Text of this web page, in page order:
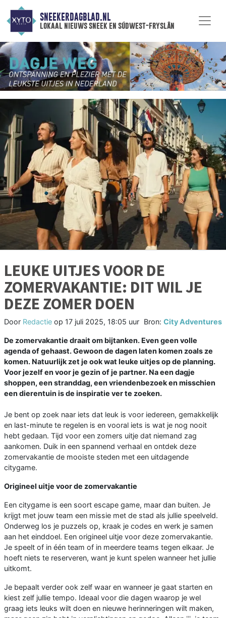
SNEEKERDAGBLAD.NL
lokaal nieuws sneek en súdwest-fryslân
LEUKE UITJES VOOR DE
ZOMERVAKANTIE: DIT WIL JE
DEZE ZOMER DOEN
Door Redactie op 17 juli 2025, 18:05 uur Bron: City Adventures
De zomervakantie draait om bijtanken. Even geen volle
agenda of gehaast. Gewoon de dagen laten komen zoals ze
komen. Natuurlijk zet je ook wat leuke uitjes op de planning.
Voor jezelf en voor je gezin of je partner. Na een dagje
shoppen, een stranddag, een vriendenbezoek en misschien
een dierentuin is de inspiratie ver te zoeken.
Je bent op zoek naar iets dat leuk is voor iedereen, gemakkelijk
en last-minute te regelen is en vooral iets is wat je nog nooit
hebt gedaan. Tijd voor een zomers uitje dat niemand zag
aankomen. Duik in een spannend verhaal en ontdek deze
zomervakantie de mooiste steden met een uitdagende
citygame.
Origineel uitje voor de zomervakantie
Een citygame is een soort escape game, maar dan buiten. Je
krijgt met jouw team een missie met de stad als jullie speelveld.
Onderweg los je puzzels op, kraak je codes en werk je samen
aan het einddoel. Een origineel uitje voor deze zomervakantie.
Je speelt of in één team of in meerdere teams tegen elkaar. Je
hoeft niets te reserveren, want je kunt spelen wanneer het jullie
uitkomt.
Je bepaalt verder ook zelf waar en wanneer je gaat starten en
kiest zelf jullie tempo. Ideaal voor die dagen waarop je wel
graag iets leuks wilt doen en nieuwe herinneringen wilt maken,